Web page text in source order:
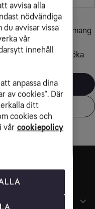
ditt mobilabonnemang
information om
kan du besöka
felsök
avvisa alla
nödvändiga
du avvisar vissa
vår
innehåll
anpassa dina
av cookies”. Där
ditt
cookies och
vår cookiepolicy